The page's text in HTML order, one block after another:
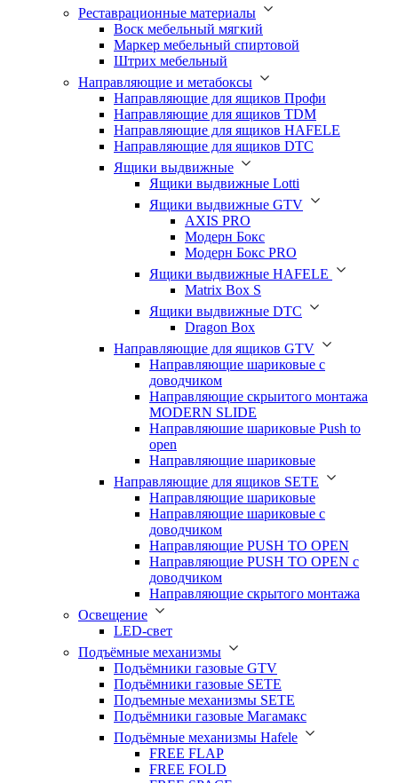
Реставрационные материалы
Воск мебельный мягкий
Маркер мебельный спиртовой
Штрих мебельный
Направляющие и метабоксы
Направляющие для ящиков Профи
Направляющие для ящиков TDM
Направляющие для ящиков HAFELE
Направляющие для ящиков DTC
Ящики выдвижные
Ящики выдвижные Lotti
Ящики выдвижные GTV
AXIS PRO
Модерн Бокс
Модерн Бокс PRO
Ящики выдвижные HAFELE
Matrix Box S
Ящики выдвижные DTC
Dragon Box
Направляющие для ящиков GTV
Направляющие шариковые с
доводчиком
Направляющие скрыитого монтажа
MODERN SLIDE
Направляюшие шариковые Push to
open
Направляющие шариковые
Направляющие для ящиков SETE
Направляющие шариковые
Направляющие шариковые с
доводчиком
Направляющие PUSH TO OPEN
Направляющие PUSH TO OPEN с
доводчиком
Направляющие скрытого монтажа
Освещение
LED-свет
Подъёмные механизмы
Подъёмники газовые GTV
Подъёмники газовые SETE
Подъемные механизмы SETE
Подъёмники газовые Магамакс
Подъёмные механизмы Hafele
FREE FLAP
FREE FOLD